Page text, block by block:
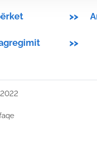
>>
>>